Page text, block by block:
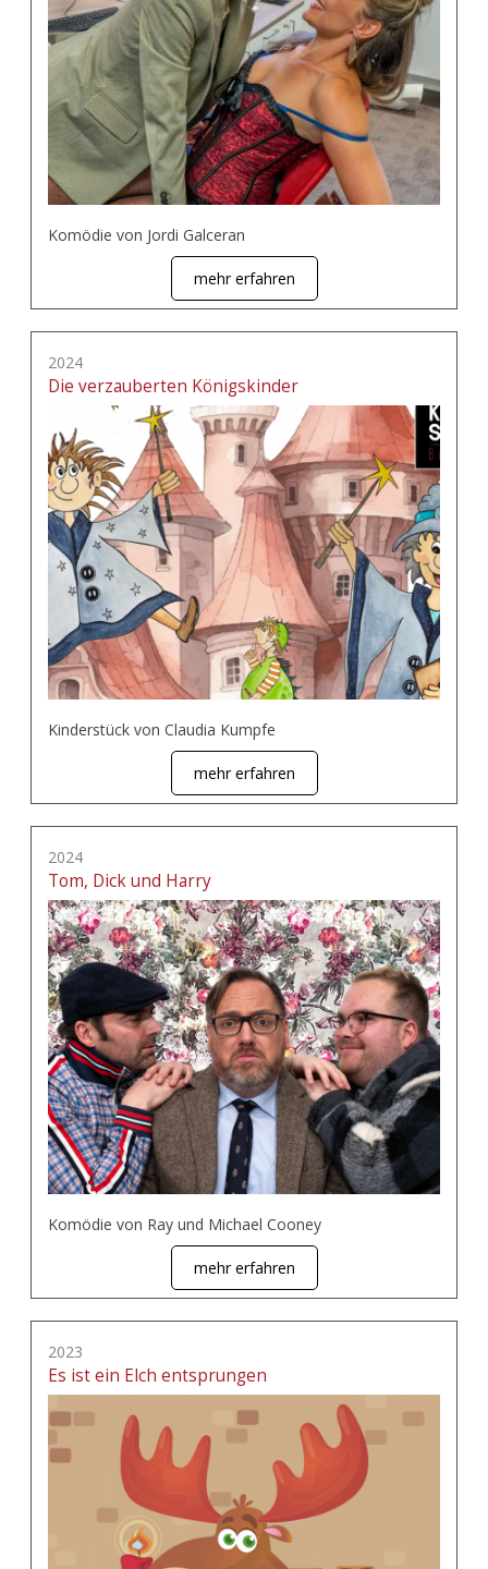
Komödie von Jordi Galceran
mehr erfahren
2024
Die verzauberten Königskinder
Kinderstück von Claudia Kumpfe
mehr erfahren
2024
Tom, Dick und Harry
Komödie von Ray und Michael Cooney
mehr erfahren
2023
Es ist ein Elch entsprungen